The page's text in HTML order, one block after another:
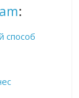
:
способ